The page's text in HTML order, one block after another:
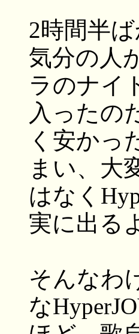
2時間半
気分の人
ラのナイ
入ったの
く安かっ
まい、大
はなく
実に出る
そんなわ
な